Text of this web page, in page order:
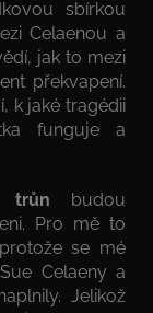
sbírkou
Celaenou a
jak to mezi
překvapení.
k jaké tragédii
funguje a
trůn budou
Pro mě to
se mé
Celaeny a
Jelikož